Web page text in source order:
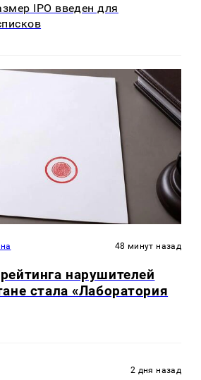
IPO введен для
48 минут назад
нарушителей
стала «Лаборатория
2 дня назад